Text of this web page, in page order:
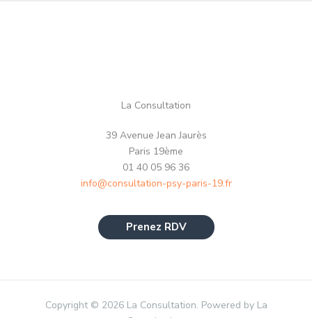
La Consultation
39 Avenue Jean Jaurès
Paris 19ème
01 40 05 96 36
info@consultation-psy-paris-19.fr
Prenez RDV
Copyright © 2026 La Consultation. Powered by La